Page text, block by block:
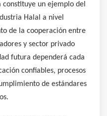
un ejemplo del
Halal a nivel
de la cooperación entre
y sector privado
futura dependerá cada
confiables, procesos
de estándares